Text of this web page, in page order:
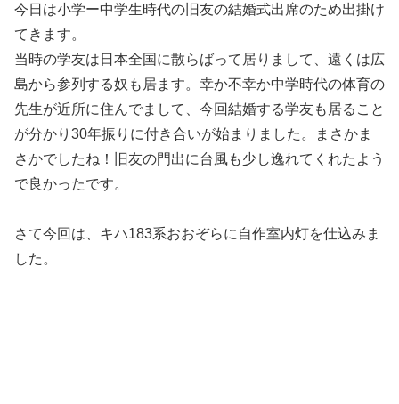
今日は小学ー中学生時代の旧友の結婚式出席のため出掛け
てきます。
当時の学友は日本全国に散らばって居りまして、遠くは広
島から参列する奴も居ます。幸か不幸か中学時代の体育の
先生が近所に住んでまして、今回結婚する学友も居ること
が分かり30年振りに付き合いが始まりました。まさかま
さかでしたね！旧友の門出に台風も少し逸れてくれたよう
で良かったです。
さて今回は、キハ183系おおぞらに自作室内灯を仕込みま
した。